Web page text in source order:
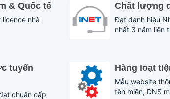
& Quốc tế
licence nhà
Chất lượng
Đạt danh hiệu
nhất 3 năm liên
tuyến
chuẩn cấp
Hàng loạt
Mẫu website
tên miền, DNS